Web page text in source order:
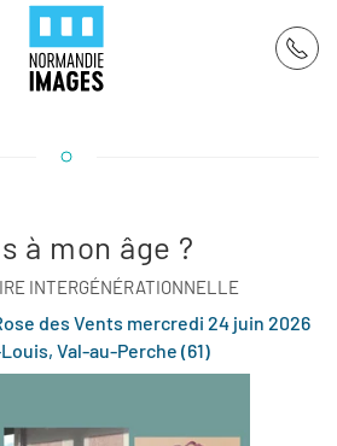
à mon âge ?
INTERGÉNÉRATIONNELLE
des Vents mercredi 24 juin 2026
Val-au-Perche (61)
cookies